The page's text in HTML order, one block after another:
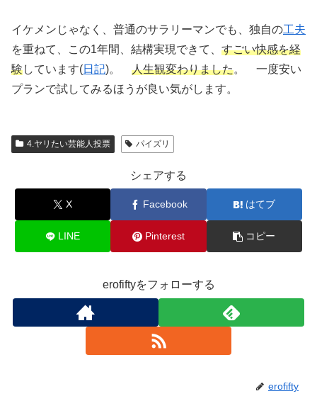
イケメンじゃなく、普通のサラリーマンでも、独自の工夫
を重ねて、この1年間、結構実現できて、 すごい快感を経
験しています(日記)。 人生観変わりました。 一度安い
プランで試してみるほうが良い気がします。
4.ヤリたい芸能人投票 パイズリ
シェアする
X Facebook はてブ
LINE Pinterest コピー
erofiftyをフォローする
erofifty